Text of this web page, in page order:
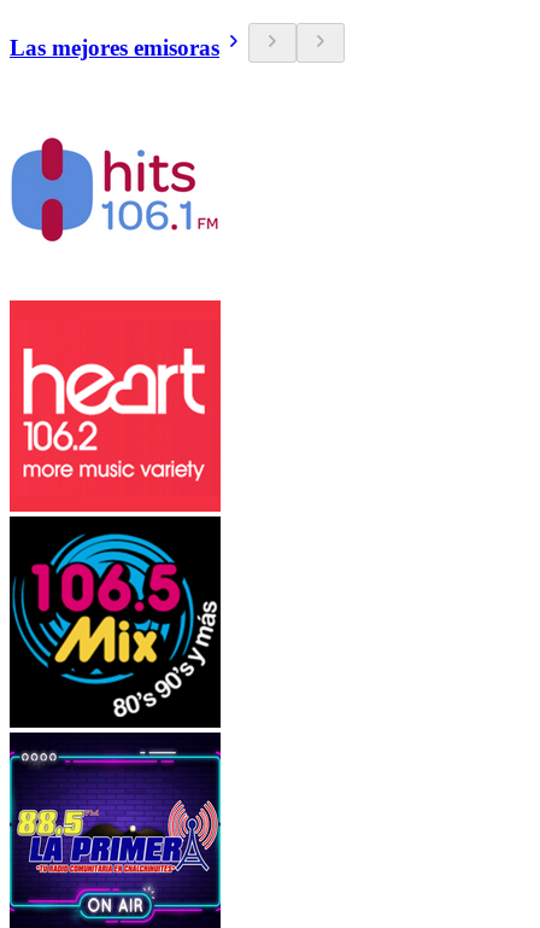
Las mejores emisoras